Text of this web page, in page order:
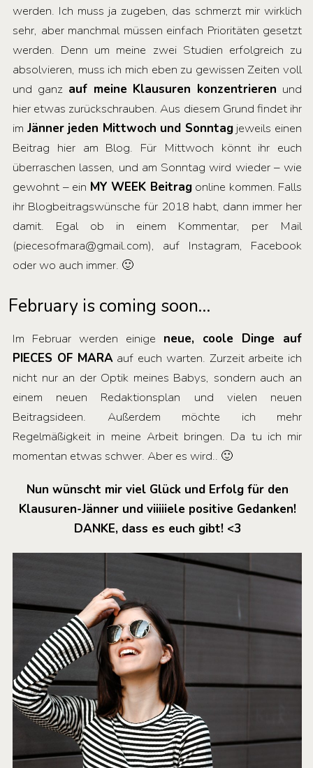
werden. Ich muss ja zugeben, das schmerzt mir wirklich
sehr, aber manchmal müssen einfach Prioritäten gesetzt
werden. Denn um meine zwei Studien erfolgreich zu
absolvieren, muss ich mich eben zu gewissen Zeiten voll
und ganz auf meine Klausuren konzentrieren und
hier etwas zurückschrauben. Aus diesem Grund findet ihr
im Jänner jeden Mittwoch und Sonntagjeweils einen
Beitrag hier am Blog. Für Mittwoch könnt ihr euch
überraschen lassen, und am Sonntag wird wieder – wie
gewohnt – ein MY WEEK Beitragonline kommen. Falls
ihr Blogbeitragswünsche für 2018 habt, dann immer her
damit. Egal ob in einem Kommentar, per Mail
(piecesofmara@gmail.com), auf Instagram, Facebook
oder wo auch immer. 🙂
February is coming soon…
Im Februar werden einige neue, coole Dinge auf
PIECES OF MARAauf euch warten. Zurzeit arbeite ich
nicht nur an der Optik meines Babys, sondern auch an
einem neuen Redaktionsplan und vielen neuen
Beitragsideen. Außerdem möchte ich mehr
Regelmäßigkeit in meine Arbeit bringen. Da tu ich mir
momentan etwas schwer. Aber es wird.. 🙂
Nun wünscht mir viel Glück und Erfolg für den
Klausuren-Jänner und viiiiiele positive Gedanken!
DANKE, dass es euch gibt! <3